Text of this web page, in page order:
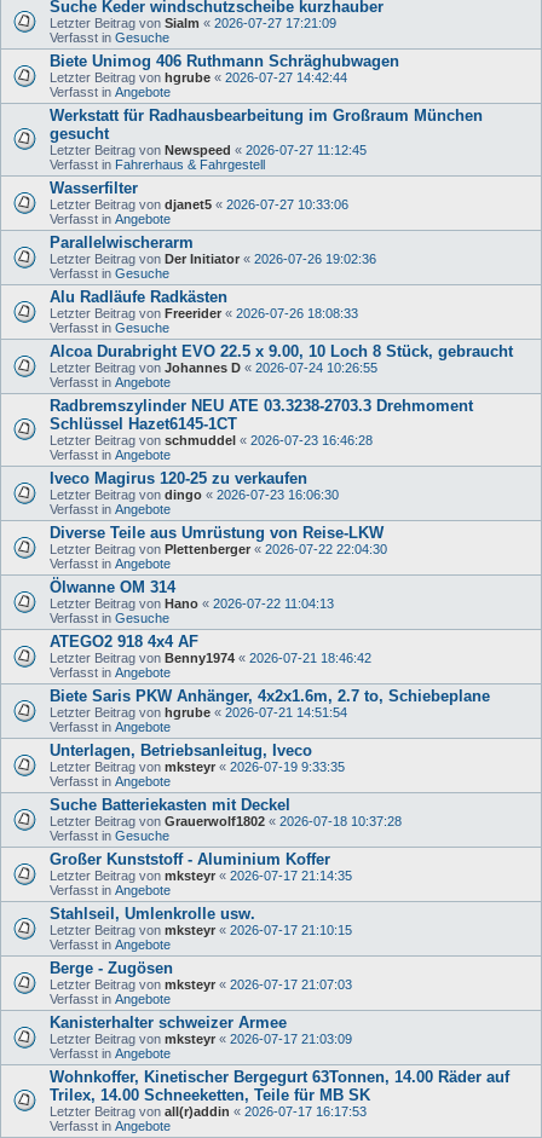
Suche Keder windschutzscheibe kurzhauber
Letzter Beitrag von Sialm « 2026-07-27 17:21:09
Verfasst in Gesuche
Biete Unimog 406 Ruthmann Schräghubwagen
Letzter Beitrag von hgrube « 2026-07-27 14:42:44
Verfasst in Angebote
Werkstatt für Radhausbearbeitung im Großraum München
gesucht
Letzter Beitrag von Newspeed « 2026-07-27 11:12:45
Verfasst in Fahrerhaus & Fahrgestell
Wasserfilter
Letzter Beitrag von djanet5 « 2026-07-27 10:33:06
Verfasst in Angebote
Parallelwischerarm
Letzter Beitrag von Der Initiator « 2026-07-26 19:02:36
Verfasst in Gesuche
Alu Radläufe Radkästen
Letzter Beitrag von Freerider « 2026-07-26 18:08:33
Verfasst in Gesuche
Alcoa Durabright EVO 22.5 x 9.00, 10 Loch 8 Stück, gebraucht
Letzter Beitrag von Johannes D « 2026-07-24 10:26:55
Verfasst in Angebote
Radbremszylinder NEU ATE 03.3238-2703.3 Drehmoment
Schlüssel Hazet6145-1CT
Letzter Beitrag von schmuddel « 2026-07-23 16:46:28
Verfasst in Angebote
Iveco Magirus 120-25 zu verkaufen
Letzter Beitrag von dingo « 2026-07-23 16:06:30
Verfasst in Angebote
Diverse Teile aus Umrüstung von Reise-LKW
Letzter Beitrag von Plettenberger « 2026-07-22 22:04:30
Verfasst in Angebote
Ölwanne OM 314
Letzter Beitrag von Hano « 2026-07-22 11:04:13
Verfasst in Gesuche
ATEGO2 918 4x4 AF
Letzter Beitrag von Benny1974 « 2026-07-21 18:46:42
Verfasst in Angebote
Biete Saris PKW Anhänger, 4x2x1.6m, 2.7 to, Schiebeplane
Letzter Beitrag von hgrube « 2026-07-21 14:51:54
Verfasst in Angebote
Unterlagen, Betriebsanleitug, Iveco
Letzter Beitrag von mksteyr « 2026-07-19 9:33:35
Verfasst in Angebote
Suche Batteriekasten mit Deckel
Letzter Beitrag von Grauerwolf1802 « 2026-07-18 10:37:28
Verfasst in Gesuche
Großer Kunststoff - Aluminium Koffer
Letzter Beitrag von mksteyr « 2026-07-17 21:14:35
Verfasst in Angebote
Stahlseil, Umlenkrolle usw.
Letzter Beitrag von mksteyr « 2026-07-17 21:10:15
Verfasst in Angebote
Berge - Zugösen
Letzter Beitrag von mksteyr « 2026-07-17 21:07:03
Verfasst in Angebote
Kanisterhalter schweizer Armee
Letzter Beitrag von mksteyr « 2026-07-17 21:03:09
Verfasst in Angebote
Wohnkoffer, Kinetischer Bergegurt 63Tonnen, 14.00 Räder auf
Trilex, 14.00 Schneeketten, Teile für MB SK
Letzter Beitrag von all(r)addin « 2026-07-17 16:17:53
Verfasst in Angebote